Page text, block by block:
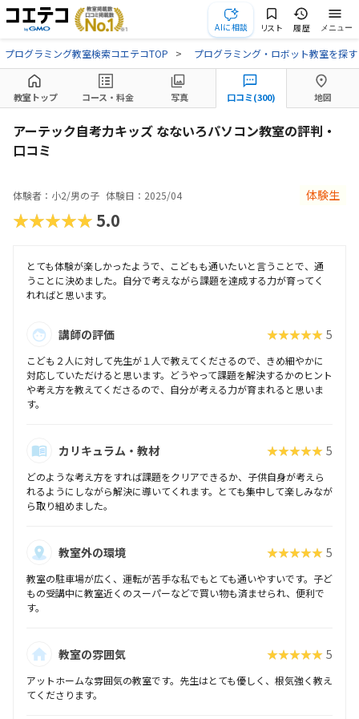
AIに相談 リスト 履歴 メニュー
プログラミング教室検索コエテコTOP プログラミング・ロボット教室を探す
教室トップ コース・料金 写真 口コミ(300) 地図
アーテック自考力キッズ なないろパソコン教室の評判・
口コミ
体験者：小2/男の子 体験日：2025/04 体験生
★★★★★5.0
とても体験が楽しかったようで、こどもも通いたいと言うことで、通
うことに決めました。自分で考えながら課題を達成する力が育ってく
れればと思います。
講師の評価 ★★★★★ 5
こども２人に対して先生が１人で教えてくださるので、きめ細やかに
対応していただけると思います。どうやって課題を解決するかのヒント
や考え方を教えてくださるので、自分が考える力が育まれると思いま
す。
カリキュラム・教材 ★★★★★ 5
どのような考え方をすれば課題をクリアできるか、子供自身が考えら
れるようにしながら解決に導いてくれます。とても集中して楽しみなが
ら取り組めました。
教室外の環境 ★★★★★ 5
教室の駐車場が広く、運転が苦手な私でもとても通いやすいです。子ど
もの受講中に教室近くのスーパーなどで買い物も済ませられ、便利で
す。
教室の雰囲気 ★★★★★ 5
アットホームな雰囲気の教室です。先生はとても優しく、根気強く教え
てくださります。